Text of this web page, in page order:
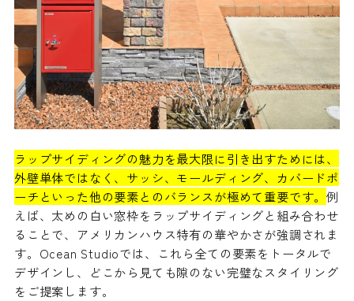
ラップサイディングの魅力を最大限に引き出すためには、
外壁単体ではなく、サッシ、モールディング、カバードポ
ーチといった他の要素とのバランスが極めて重要です。例
えば、太めの白い窓枠をラップサイディングと組み合わせ
ることで、アメリカンハウス特有の華やかさが強調されま
す。Ocean Studioでは、これら全ての要素をトータルで
デザインし、どこから見ても隙のない完璧なスタイリング
をご提案します。